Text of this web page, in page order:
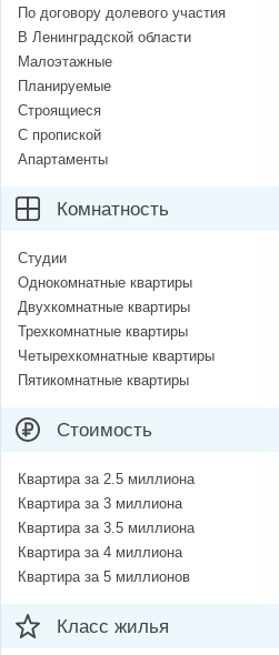
По договору долевого участия
В Ленинградской области
Малоэтажные
Планируемые
Строящиеся
С пропиской
Апартаменты
Комнатность
Студии
Однокомнатные квартиры
Двухкомнатные квартиры
Трехкомнатные квартиры
Четырехкомнатные квартиры
Пятикомнатные квартиры
Стоимость
Квартира за 2.5 миллиона
Квартира за 3 миллиона
Квартира за 3.5 миллиона
Квартира за 4 миллиона
Квартира за 5 миллионов
Класс жилья